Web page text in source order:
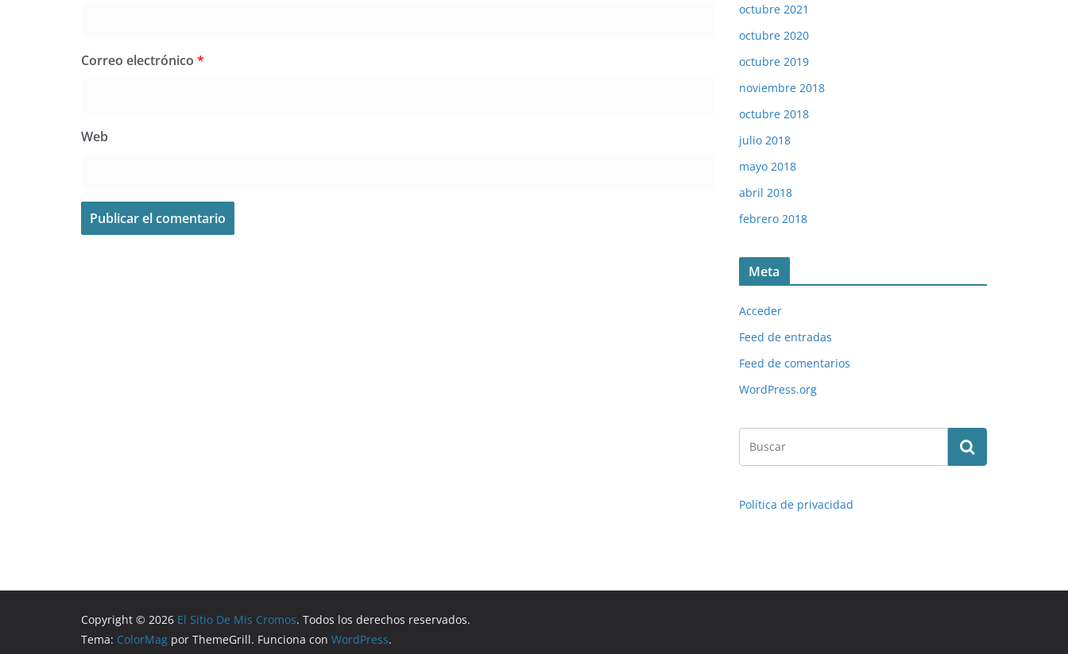
Correo electrónico *
Web
octubre 2021
octubre 2020
octubre 2019
noviembre 2018
octubre 2018
julio 2018
mayo 2018
abril 2018
febrero 2018
Meta
Acceder
Feed de entradas
Feed de comentarios
WordPress.org
Política de privacidad
Copyright © 2026 El Sitio De Mis Cromos. Todos los derechos reservados.
Tema: ColorMag por ThemeGrill. Funciona con WordPress.